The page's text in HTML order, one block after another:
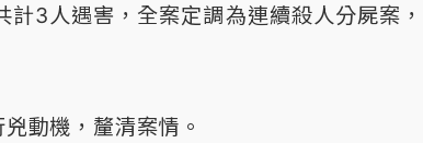
3人遇害，全案定調為連續殺人分屍案，
動機，釐清案情。